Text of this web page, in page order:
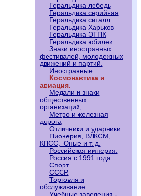
Геральдика лебедь
Геральдика серийная
Геральдика ситалл
Геральдика Харьков
Геральдика ЭТПК
Геральдика юбилеи
Знаки иностранных
фестивалей, молодежных
движений и партий.
Иностранные.
Космонавтика и
авиация.
Медали и знаки
общественных
организаций,.
Метро и железная
дорога
Отличники и ударники.
Пионерия, ВЛКСМ,
КПСС, Юные и т. д.
Российская империя.
Россия с 1991 года
Спорт
СССР.
Торговля и
обслуживание
Учебные заведения -